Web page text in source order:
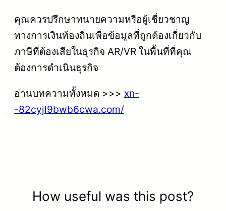
คุณควรปรึกษาทนายความหรือผู้เชี่ยวชาญ
ทางการเงินท้องถิ่นเพื่อข้อมูลที่ถูกต้องเกี่ยวกับ
ภาษีที่ต้องเสียในธุรกิจ AR/VR ในพื้นที่ที่คุณ
ต้องการดำเนินธุรกิจ
อ่านบทความทั้งหมด >>> xn-
-82cyjl9bwb6cwa.com/
How useful was this post?